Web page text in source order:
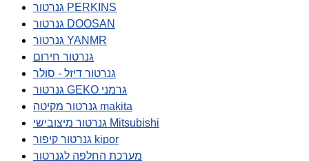
גנרטור PERKINS
גנרטור DOOSAN
גנרטור YANMR
גנרטור חירום
גנרטור דיזל - סולר
גנרטור GEKO גרמני
גנרטור מקיטה makita
גנרטור מיצובישי Mitsubishi
גנרטור קיפור kipor
מערכת החלפה לגנרטור